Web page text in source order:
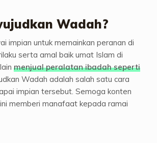
Wadah?
impian untuk memainkan peranan di
serta amal baik umat Islam di
menjual peralatan ibadah seperti
Wadah adalah salah satu cara
impian tersebut. Semoga konten
memberi manafaat kepada ramai